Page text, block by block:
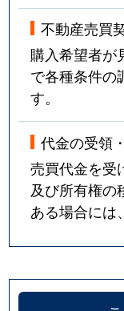
星が丘山手
穂波町
穂波町
丸山町
御影町
四谷通
若水
不動産売買
購入希望者が
で各種条件の
す。
代金の受領
売買代金を受
及び所有権の
ある場合には